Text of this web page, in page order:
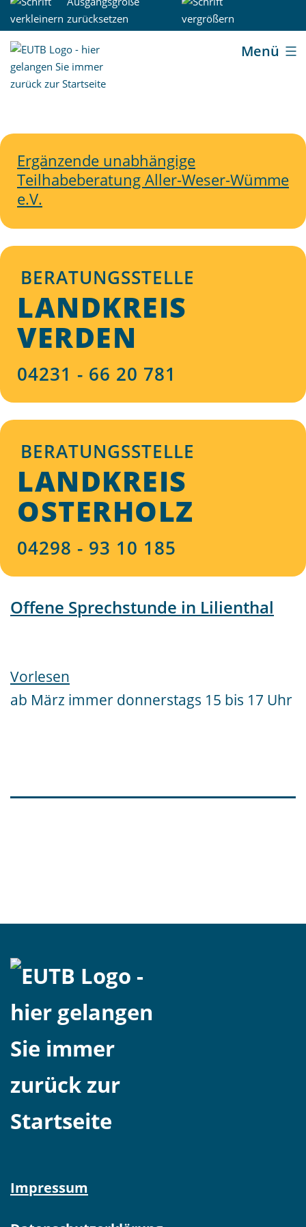
Zum
Inhalt
springen
Menü
Ergänzende unabhängige
Teilhabeberatung Aller-Weser-Wümme
e.V.
BERATUNGSSTELLE
LANDKREIS
VERDEN
04231 - 66 20 781
BERATUNGSSTELLE
LANDKREIS
OSTERHOLZ
04298 - 93 10 185
Offene Sprechstunde in Lilienthal
Vorlesen
ab März immer donnerstags 15 bis 17 Uhr
Impressum